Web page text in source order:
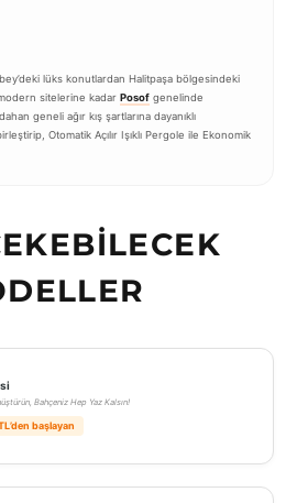
lüks konutlardan Halitpaşa bölgesindeki
sitelerine kadar Posof genelinde
geneli ağır kış şartlarına dayanıklı
Otomatik Açılır Işıklı Pergole ile Ekonomik
Bahçeniz Hep Yaz Kalsın!
başlayan